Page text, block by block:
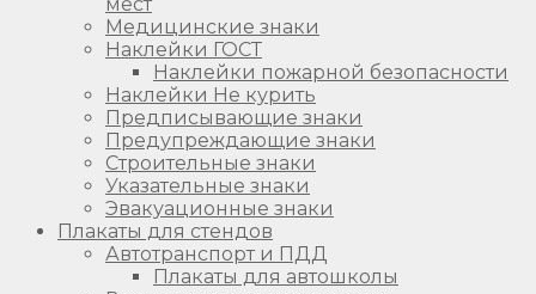
Медицинские знаки
Наклейки ГОСТ
Наклейки пожарной безопасности
Наклейки Не курить
Предписывающие знаки
Предупреждающие знаки
Строительные знаки
Указательные знаки
Эвакуационные знаки
Плакаты для стендов
Автотранспорт и ПДД
Плакаты для автошколы